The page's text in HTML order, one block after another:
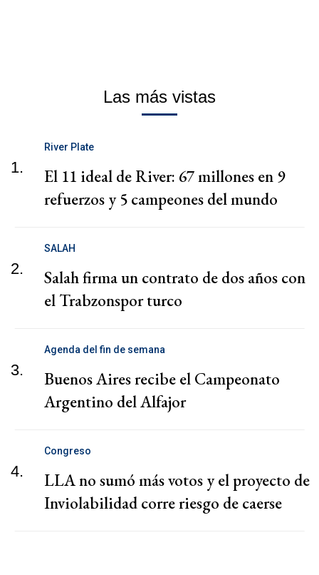
Las más vistas
1.
River Plate
El 11 ideal de River: 67 millones en 9
refuerzos y 5 campeones del mundo
2.
SALAH
Salah firma un contrato de dos años con
el Trabzonspor turco
3.
Agenda del fin de semana
Buenos Aires recibe el Campeonato
Argentino del Alfajor
4.
Congreso
LLA no sumó más votos y el proyecto de
Inviolabilidad corre riesgo de caerse